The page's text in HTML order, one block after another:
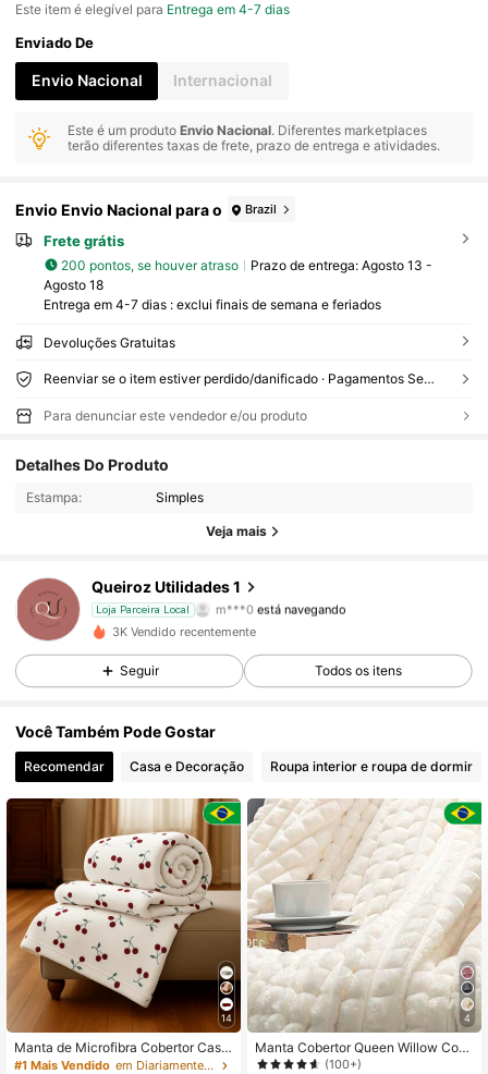
Este item é elegível para Entrega em 4-7 dias
Enviado De
Envio Nacional Internacional
Este é um produtoEnvio Nacional. Diferentes marketplaces
terão diferentes taxas de frete, prazo de entrega e atividades.
Envio Envio Nacional para o Brazil
Frete grátis
200 pontos, se houver atraso Prazo de entrega: Agosto 13 -
Agosto 18
Entrega em 4-7 dias : exclui finais de semana e feriados
Devoluções Gratuitas
Reenviar se o item estiver perdido/danificado · Pagamentos Seguros · Proteção de privacidade
Para denunciar este vendedor e/ou produto
Detalhes Do Produto
Estampa: Simples
Veja mais
Queiroz Utilidades 1
Loja Parceira Local m***0 está navegando
4,32
290 Seguidores
4,32 290 Seguidores
4,32
290 Seguidores
4,32 290 Seguidores
290 Seguidores
4,32 290 Seguidores
3K Vendido recentemente
Seguir Todos os itens
Você Também Pode Gostar
Recomendar Casa e Decoração Roupa interior e roupa de dormir
14
Manta de Microfibra Cobertor Casal
Queen King Antialérgico Estampado
#1 Mais Vendido
em Diariamente Cobertores de descanso
4
Manta Cobertor Queen Willow Cob
erta Ultrasoft Aveludado Macia 2,4
(100+)